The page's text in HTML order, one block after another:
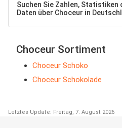
Suchen Sie Zahlen,
Daten über Choceur in
Choceur Sortiment
Choceur Schoko
Choceur Schokolade
Letztes Update: Freitag, 7. August 2026